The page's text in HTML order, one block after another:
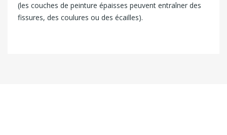
(les couches de peinture épaisses peuvent entraîner des
fissures, des coulures ou des écailles).